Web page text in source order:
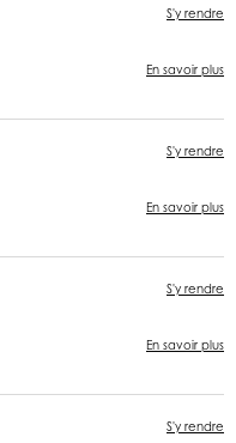
S'y rendre
En savoir plus
S'y rendre
En savoir plus
S'y rendre
En savoir plus
S'y rendre